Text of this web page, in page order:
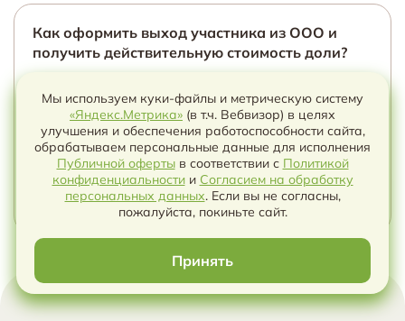
Как оформить выход участника из ООО и
получить действительную стоимость доли?
возникает окончательный расчет. Разбираем устав,
нотариуса, ЕГРЮЛ, три модели оценки, заявление о
несогласии, выплату и взыскание.
ПЕРЕЙТИ
Мы используем куки-файлы и метрическую систему
«Яндекс.Метрика» (в т.ч. Вебвизор) в целях
улучшения и обеспечения работоспособности сайта,
обрабатываем персональные данные для исполнения
Публичной офертыв соответствии с Политикой
конфиденциальностии Согласием на обработку
персональных данных. Если вы не согласны,
пожалуйста, покиньте сайт.
Принять
Чат с ИИ